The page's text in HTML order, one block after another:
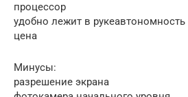
процессор
удобно лежит в рукеавтономность
цена
Минусы:
разрешение экрана